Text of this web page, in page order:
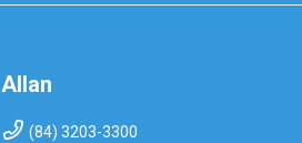
Allan
(84) 3203-3300